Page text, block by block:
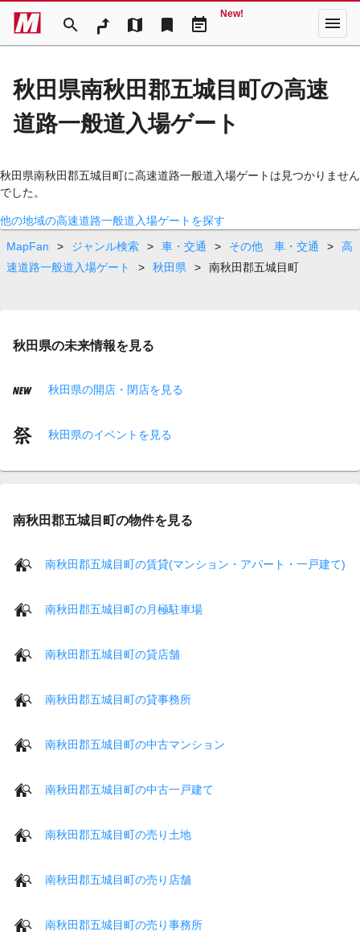
search map bookmark event_note
New! menu
秋田県南秋田郡五城目町の高速
道路一般道入場ゲート
秋田県南秋田郡五城目町に高速道路一般道入場ゲートは見つかりません
でした。
他の地域の高速道路一般道入場ゲートを探す
MapFan
> ジャンル検索 > 車・交通 > その他 車・交通 >
高
速道路一般道入場ゲート
> 秋田県 > 南秋田郡五城目町
秋田県の未来情報を見る
秋田県の開店・閉店を見る
秋田県のイベントを見る
南秋田郡五城目町の物件を見る
南秋田郡五城目町の賃貸(マンション・アパート・一戸建て)
南秋田郡五城目町の月極駐車場
南秋田郡五城目町の貸店舗
南秋田郡五城目町の貸事務所
南秋田郡五城目町の中古マンション
南秋田郡五城目町の中古一戸建て
南秋田郡五城目町の売り土地
南秋田郡五城目町の売り店舗
南秋田郡五城目町の売り事務所